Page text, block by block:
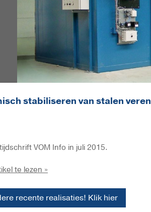
stabiliseren van stalen veren
VOM Info in juli 2015.
te lezen »
recente realisaties! Klik hier